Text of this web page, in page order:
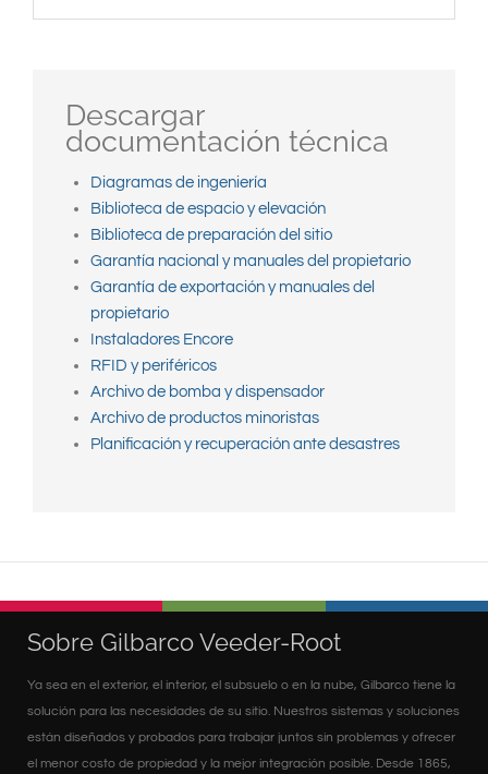
Descargar
documentación técnica
Diagramas de ingeniería
Biblioteca de espacio y elevación
Biblioteca de preparación del sitio
Garantía nacional y manuales del propietario
Garantía de exportación y manuales del
propietario
Instaladores Encore
RFID y periféricos
Archivo de bomba y dispensador
Archivo de productos minoristas
Planificación y recuperación ante desastres
Sobre Gilbarco Veeder-Root
Ya sea en el exterior, el interior, el subsuelo o en la nube, Gilbarco tiene la
solución para las necesidades de su sitio. Nuestros sistemas y soluciones
están diseñados y probados para trabajar juntos sin problemas y ofrecer
el menor costo de propiedad y la mejor integración posible. Desde 1865,